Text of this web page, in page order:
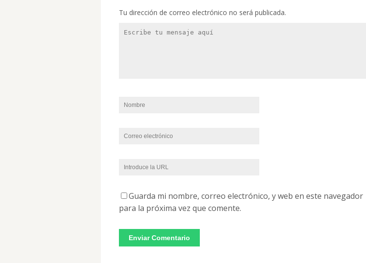
Tu dirección de correo electrónico no será publicada.
Guarda mi nombre, correo electrónico, y web en este navegador
para la próxima vez que comente.